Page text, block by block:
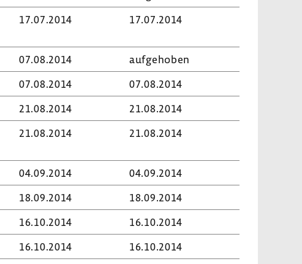
17.07.2014 17.07.2014
07.08.2014
aufge­hoben
07.08.2014
07.08.2014
21.08.2014
21.08.2014
21.08.2014 21.08.2014
04.09.2014
04.09.2014
18.09.2014
18.09.2014
16.10.2014
16.10.2014
16.10.2014
16.10.2014